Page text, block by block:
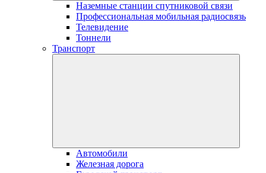
Наземные станции спутниковой связи
Профессиональная мобильная радиосвязь
Телевидение
Тоннели
Транспорт
Автомобили
Железная дорога